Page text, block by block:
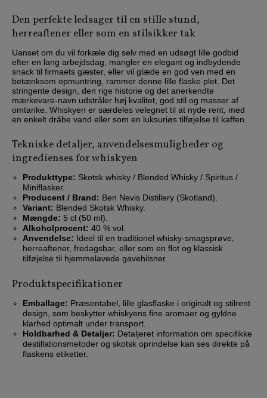
Den perfekte ledsager til en stille stund,
herreaftener eller som en stilsikker tak
Uanset om du vil forkæle dig selv med en udsøgt lille godbid
efter en lang arbejdsdag, mangler en elegant og indbydende
snack til firmaets gæster, eller vil glæde en god ven med en
betænksom opmuntring, rammer denne lille flaske plet. Det
stringente design, den rige historie og det anerkendte
mærkevare-navn udstråler høj kvalitet, god stil og masser af
omtanke. Whiskyen er særdeles velegnet til at nyde rent, med
en enkelt dråbe vand eller som en luksuriøs tilføjelse til kaffen.
Tekniske detaljer, anvendelsesmuligheder og
ingredienses for whiskyen
Produkttype: Skotsk whisky / Blended Whisky / Spiritus /
Miniflasker.
Producent / Brand: Ben Nevis Distillery (Skotland).
Variant: Blended Skotsk Whisky.
Mængde: 5 cl (50 ml).
Alkoholprocent: 40 % vol.
Anvendelse: Ideel til en traditionel whisky-smagsprøve,
herreaftener, fredagsbar, eller som en flot og klassisk
tilføjelse til hjemmelavede gavehilsner.
Produktspecifikationer
Emballage: Præsentabel, lille glasflaske i originalt og stilrent
design, som beskytter whiskyens fine aromaer og gyldne
klarhed optimalt under transport.
Holdbarhed & Detaljer: Detaljeret information om specifikke
destillationsmetoder og skotsk oprindelse kan ses direkte på
flaskens etiketter.